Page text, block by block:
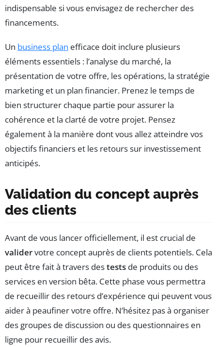
indispensable si vous envisagez de rechercher des
financements.
Un business plan efficace doit inclure plusieurs
éléments essentiels : l’analyse du marché, la
présentation de votre offre, les opérations, la stratégie
marketing et un plan financier. Prenez le temps de
bien structurer chaque partie pour assurer la
cohérence et la clarté de votre projet. Pensez
également à la manière dont vous allez atteindre vos
objectifs financiers et les retours sur investissement
anticipés.
Validation du concept auprès
des clients
Avant de vous lancer officiellement, il est crucial de
validervotre concept auprès de clients potentiels. Cela
peut être fait à travers destests de produits ou des
services en version bêta. Cette phase vous permettra
de recueillir des retours d’expérience qui peuvent vous
aider à peaufiner votre offre. N’hésitez pas à organiser
des groupes de discussion ou des questionnaires en
ligne pour recueillir des avis.